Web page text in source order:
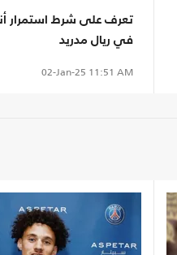
تعرف على شرط استمرار
في ريال مدريد
02-Jan-25 11:51 AM